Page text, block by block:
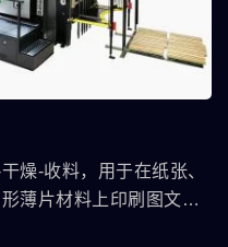
燥-收料，用于在纸张、
薄片材料上印刷图文、